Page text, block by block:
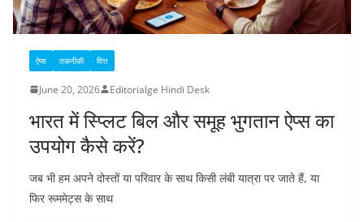
ऐप्स तकनीकी वित्त
June 20, 2026 Editorialge Hindi Desk
भारत में स्प्लिट बिल और समूह भुगतान ऐप्स का
उपयोग कैसे करें?
जब भी हम अपने दोस्तों या परिवार के साथ किसी लंबी यात्रा पर जाते हैं, या
फिर रूममेट्स के साथ